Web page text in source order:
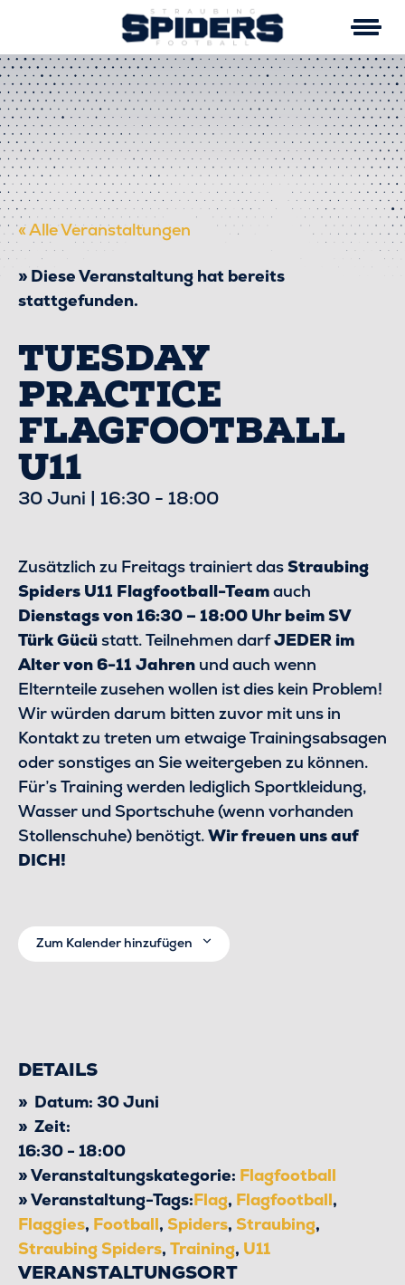
content
« Alle Veranstaltungen
Diese Veranstaltung hat bereits
stattgefunden.
TUESDAY
PRACTICE
FLAGFOOTBALL
U11
30 Juni | 16:30 - 18:00
Zusätzlich zu Freitags trainiert dasStraubing
Spiders U11 Flagfootball-Teamauch
Dienstags von 16:30 – 18:00 Uhr beim SV
Türk Gücüstatt. Teilnehmen darfJEDER im
Alter von 6-11 Jahren und auch wenn
Elternteile zusehen wollen ist dies kein Problem!
Wir würden darum bitten zuvor mit uns in
Kontakt zu treten um etwaige Trainingsabsagen
oder sonstiges an Sie weitergeben zu können.
Für’s Training werden lediglich Sportkleidung,
Wasser und Sportschuhe (wenn vorhanden
Stollenschuhe) benötigt.Wir freuen uns auf
DICH!
Zum Kalender hinzufügen
DETAILS
Datum: 30 Juni
Zeit:
16:30 - 18:00
Veranstaltungskategorie: Flagfootball
Veranstaltung-Tags:Flag, Flagfootball,
Flaggies, Football, Spiders, Straubing,
Straubing Spiders, Training, U11
VERANSTALTUNGSORT